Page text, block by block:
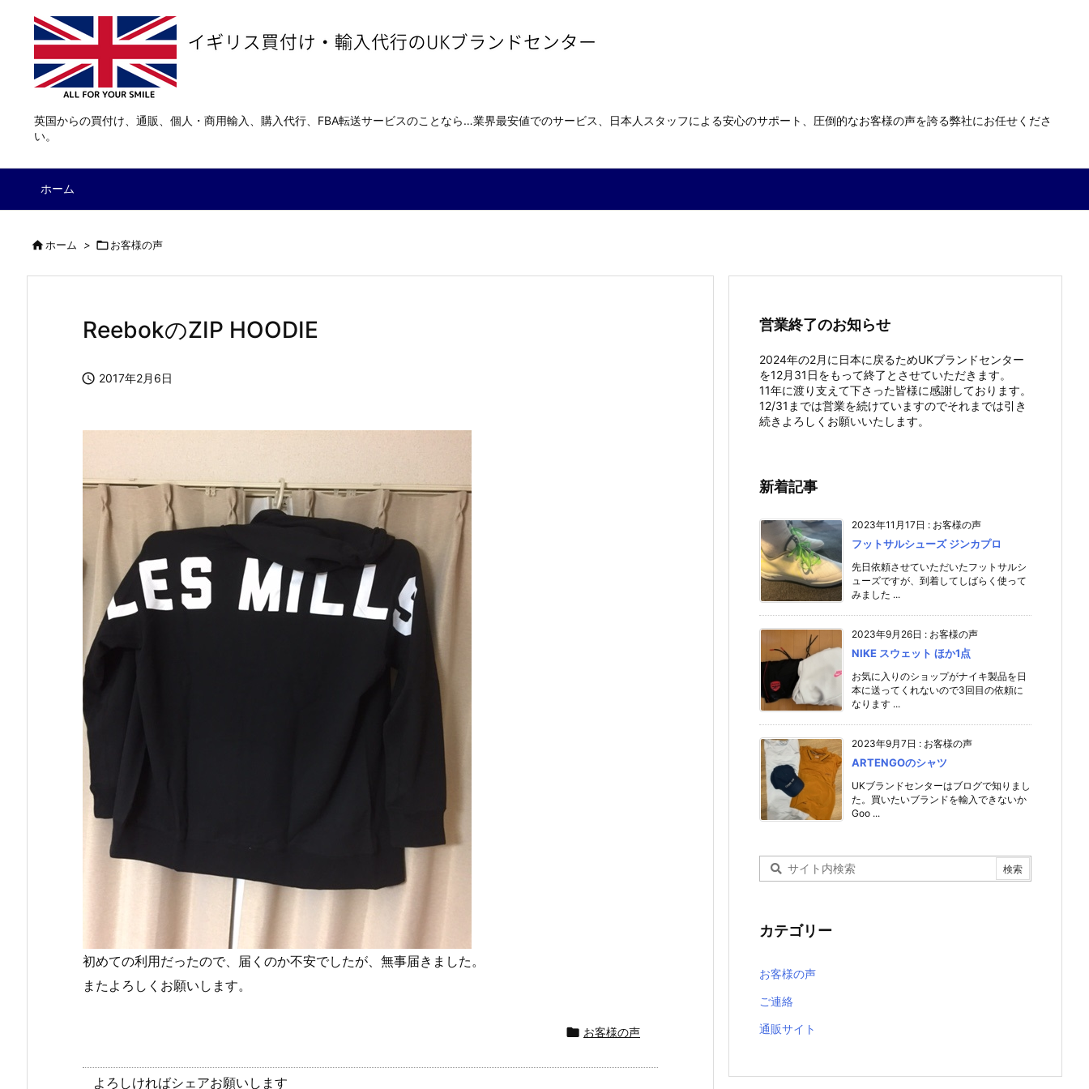
英国からの買付け、通販、個人・商用輸入、購入代行、FBA転送サービスのことなら…業界最安値でのサービス、日本人スタッフによる安心のサポート、圧倒的なお客様の声を誇る弊社にお任せくださ
い。
ホーム
ホーム > お客様の声
ReebokのZIP HOODIE
 2017年2月6日
初めての利用だったので、届くのか不安でしたが、無事届きました。
またよろしくお願いします。
 お客様の声
よろしければシェアお願いします
営業終了のお知らせ
2024年の2月に日本に戻るためUKブランドセンター
を12月31日をもって終了とさせていただきます。
11年に渡り支えて下さった皆様に感謝しております。
12/31までは営業を続けていますのでそれまでは引き
続きよろしくお願いいたします。
新着記事
2023年11月17日 : お客様の声
フットサルシューズ ジンカプロ
先日依頼させていただいたフットサルシ
ューズですが、到着してしばらく使って
みました ...
2023年9月26日 : お客様の声
NIKE スウェット ほか1点
お気に入りのショップがナイキ製品を日
本に送ってくれないので3回目の依頼に
なります ...
2023年9月7日 : お客様の声
ARTENGOのシャツ
UKブランドセンターはブログで知りまし
た。買いたいブランドを輸入できないか
Goo ...
カテゴリー
お客様の声
ご連絡
通販サイト